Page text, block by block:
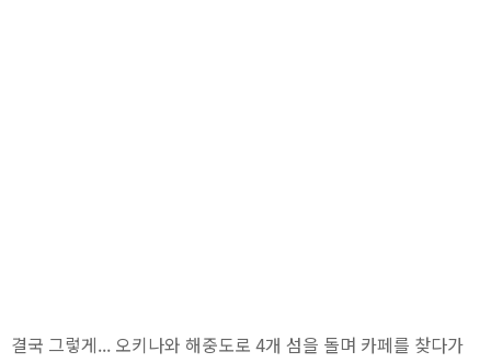
결국 그렇게... 오키나와 해중도로 4개 섬을 돌며 카페를 찾다가